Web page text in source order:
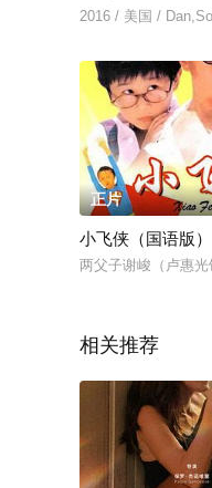
2016 / 美国 /
正片
小飞侠（国语版）
两父子谢峻（卢惠
相关推荐